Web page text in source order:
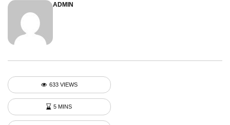
ADMIN
633 VIEWS
5 MINS